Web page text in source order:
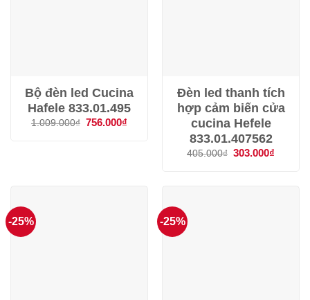
Bộ đèn led Cucina
Hafele 833.01.495
1.009.000₫ Giá
756.000₫
Đèn led thanh tích
hợp cảm biến cửa
cucina Hefele
833.01.407562
405.000₫ Giá
303.000₫
-25% -25%